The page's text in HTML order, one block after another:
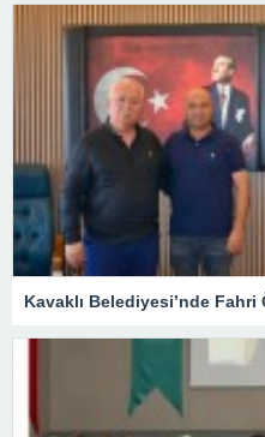
Kavaklı Belediyesi’nde Fahri